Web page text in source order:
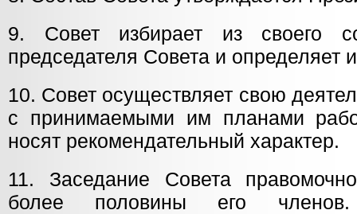
9. Совет избирает из своего
председателя Совета и определяет
10. Совет осуществляет свою
с принимаемыми им планами
носят рекомендательный характер.
11. Заседание Совета
более половины его